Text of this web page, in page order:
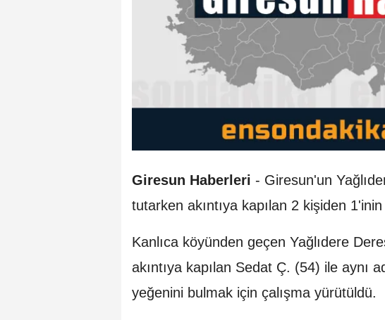
Giresun Haberleri - Giresun'un
tutarken akıntıya kapılan 2 kişiden 1'inin
Kanlıca köyünden geçen Yağlıdere
akıntıya kapılan Sedat Ç. (54) ile aynı
yeğenini bulmak için çalışma yürütüldü.